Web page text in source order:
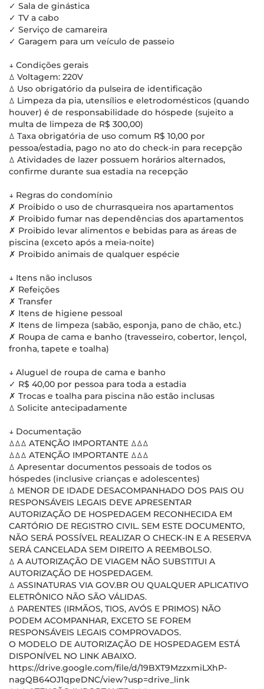
✓ Sala de ginástica
✓ TV a cabo
✓ Serviço de camareira
✓ Garagem para um veículo de passeio
↓ Condições gerais
ꕔ Voltagem: 220V
ꕔ Uso obrigatório da pulseira de identificação
ꕔ Limpeza da pia, utensílios e eletrodomésticos (quando
houver) é de responsabilidade do hóspede (sujeito a
multa de limpeza de R$ 300,00)
ꕔ Taxa obrigatória de uso comum R$ 10,00 por
pessoa/estadia, pago no ato do check-in para recepção
ꕔ Atividades de lazer possuem horários alternados,
confirme durante sua estadia na recepção
↓ Regras do condomínio
✗ Proibido o uso de churrasqueira nos apartamentos
✗ Proibido fumar nas dependências dos apartamentos
✗ Proibido levar alimentos e bebidas para as áreas de
piscina (exceto após a meia-noite)
✗ Proibido animais de qualquer espécie
↓ Itens não inclusos
✗ Refeições
✗ Transfer
✗ Itens de higiene pessoal
✗ Itens de limpeza (sabão, esponja, pano de chão, etc.)
✗ Roupa de cama e banho (travesseiro, cobertor, lençol,
fronha, tapete e toalha)
↓ Aluguel de roupa de cama e banho
✓ R$ 40,00 por pessoa para toda a estadia
✗ Trocas e toalha para piscina não estão inclusas
ꕔ Solicite antecipadamente
↓ Documentação
ꕔꕔꕔ ATENÇÃO IMPORTANTE ꕔꕔꕔ
ꕔꕔꕔ ATENÇÃO IMPORTANTE ꕔꕔꕔ
ꕔ Apresentar documentos pessoais de todos os
hóspedes (inclusive crianças e adolescentes)
ꕔ MENOR DE IDADE DESACOMPANHADO DOS PAIS OU
RESPONSÁVEIS LEGAIS DEVE APRESENTAR
AUTORIZAÇÃO DE HOSPEDAGEM RECONHECIDA EM
CARTÓRIO DE REGISTRO CIVIL. SEM ESTE DOCUMENTO,
NÃO SERÁ POSSÍVEL REALIZAR O CHECK-IN E A RESERVA
SERÁ CANCELADA SEM DIREITO A REEMBOLSO.
ꕔ A AUTORIZAÇÃO DE VIAGEM NÃO SUBSTITUI A
AUTORIZAÇÃO DE HOSPEDAGEM.
ꕔ ASSINATURAS VIA GOV.BR OU QUALQUER APLICATIVO
ELETRÔNICO NÃO SÃO VÁLIDAS.
ꕔ PARENTES (IRMÃOS, TIOS, AVÓS E PRIMOS) NÃO
PODEM ACOMPANHAR, EXCETO SE FOREM
RESPONSÁVEIS LEGAIS COMPROVADOS.
O MODELO DE AUTORIZAÇÃO DE HOSPEDAGEM ESTÁ
DISPONÍVEL NO LINK ABAIXO.
https://drive.google.com/file/d/19BXT9MzzxmiLXhP-
nagQB64OJ1qpeDNC/view?usp=drive_link